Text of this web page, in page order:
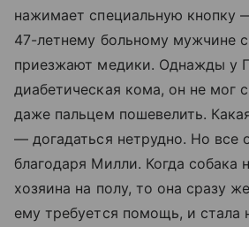
нажимает специальную кнопку
47-летнему больному мужчине
приезжают медики. Однажды у
диабетическая кома, он не мог
даже пальцем пошевелить.
— догадаться нетрудно. Но все
благодаря Милли. Когда собака
хозяина на полу, то она сразу
ему требуется помощь, и стала